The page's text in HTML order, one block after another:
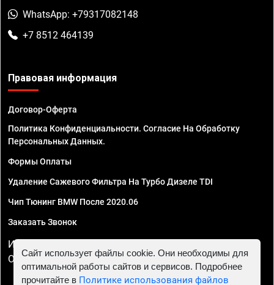
WhatsApp: +79317082148
+7 8512 464139
Правовая информация
Договор-Оферта
Политика Конфиденциальности. Согласие На Обработку
Персональных Данных.
Формы Оплаты
Удаление Сажевого Фильтра На Турбо Дизеле TDI
Чип Тюнинг BMW После 2020.06
Заказать Звонок
ИП Смирнов Георгий Павлович. ИНН 781302555843,
ОГРНИП 324470400032610
Сайт использует файлы cookie. Они необходимы для
оптимальной работы сайтов и сервисов. Подробнее
прочитайте в Политике использования файлов